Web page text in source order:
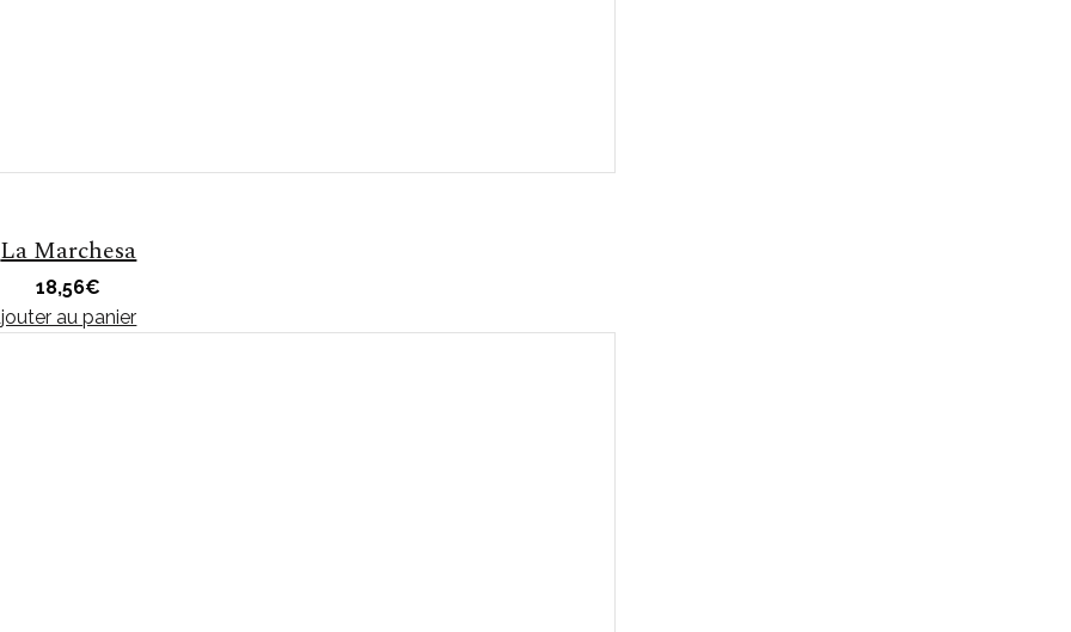
La Marchesa
18,56€
au panier